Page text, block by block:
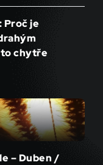
Proč je
to chytře
– Duben /